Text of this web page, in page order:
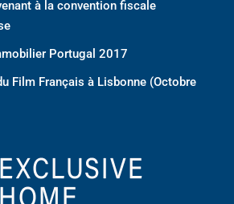
à la convention fiscale
Portugal 2017
Film Français à Lisbonne (Octobre